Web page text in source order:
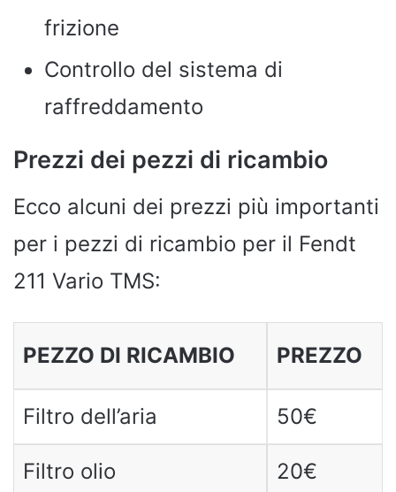
frizione
Controllo del sistema di
raffreddamento
Prezzi dei pezzi di ricambio
Ecco alcuni dei prezzi più importanti
per i pezzi di ricambio per il Fendt
211 Vario TMS:
PEZZO DI RICAMBIO PREZZO
Filtro dell’aria 50€
Filtro olio 20€